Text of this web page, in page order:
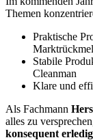
Themen
Praktische
Stabile
Cleanman
Klare und
Als Fachmann
alles zu
konsequent